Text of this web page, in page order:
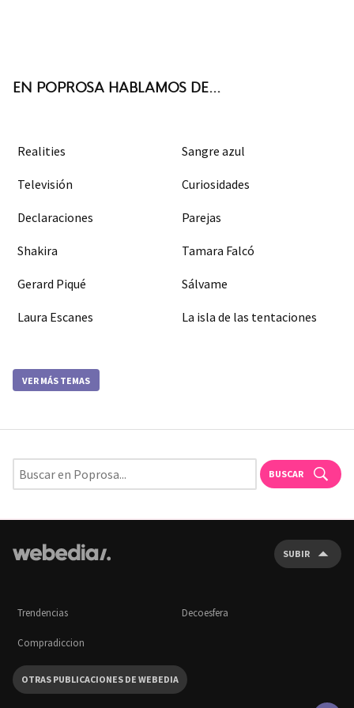
EN POPROSA HABLAMOS DE...
Realities Sangre azul
Televisión Curiosidades
Declaraciones Parejas
Shakira Tamara Falcó
Gerard Piqué Sálvame
Laura Escanes La isla de las tentaciones
VER MÁS TEMAS
BUSCAR
SUBIR
Trendencias Decoesfera
Compradiccion
OTRAS PUBLICACIONES DE WEBEDIA